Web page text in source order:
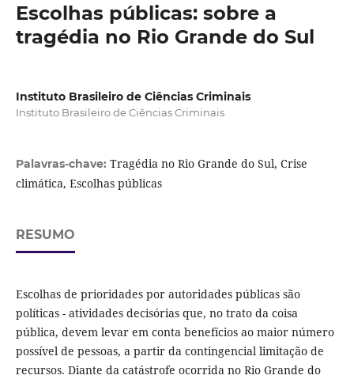
Escolhas públicas: sobre a
tragédia no Rio Grande do Sul
Instituto Brasileiro de Ciências Criminais
Instituto Brasileiro de Ciências Criminais
Palavras-chave: Tragédia no Rio Grande do Sul, Crise
climática, Escolhas públicas
RESUMO
Escolhas de prioridades por autoridades públicas são
políticas - atividades decisórias que, no trato da coisa
pública, devem levar em conta benefícios ao maior número
possível de pessoas, a partir da contingencial limitação de
recursos. Diante da catástrofe ocorrida no Rio Grande do